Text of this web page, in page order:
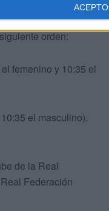
ACEPTO
Valenciana,
campeonato, los
orden:
femenino y 10:35 el
el masculino).
de la Real
Federación